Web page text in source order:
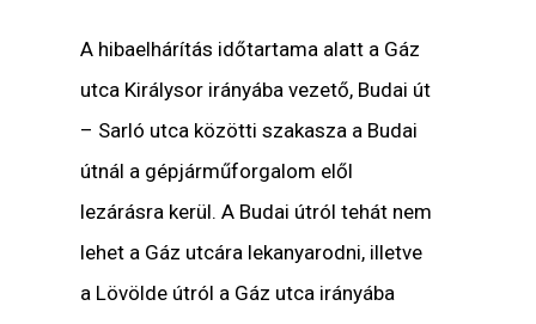
A hibaelhárítás időtartama alatt a Gáz
utca Királysor irányába vezető, Budai út
– Sarló utca közötti szakasza a Budai
útnál a gépjárműforgalom elől
lezárásra kerül. A Budai útról tehát nem
lehet a Gáz utcára lekanyarodni, illetve
a Lövölde útról a Gáz utca irányába